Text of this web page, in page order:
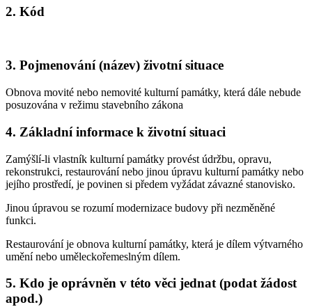
2. Kód
3. Pojmenování (název) životní situace
Obnova movité nebo nemovité kulturní památky, která dále nebude
posuzována v režimu stavebního zákona
4. Základní informace k životní situaci
Zamýšlí-li vlastník kulturní památky provést údržbu, opravu,
rekonstrukci, restaurování nebo jinou úpravu kulturní památky nebo
jejího prostředí, je povinen si předem vyžádat závazné stanovisko.
Jinou úpravou se rozumí modernizace budovy při nezměněné
funkci.
Restaurování je obnova kulturní památky, která je dílem výtvarného
umění nebo uměleckořemeslným dílem.
5. Kdo je oprávněn v této věci jednat (podat žádost
apod.)